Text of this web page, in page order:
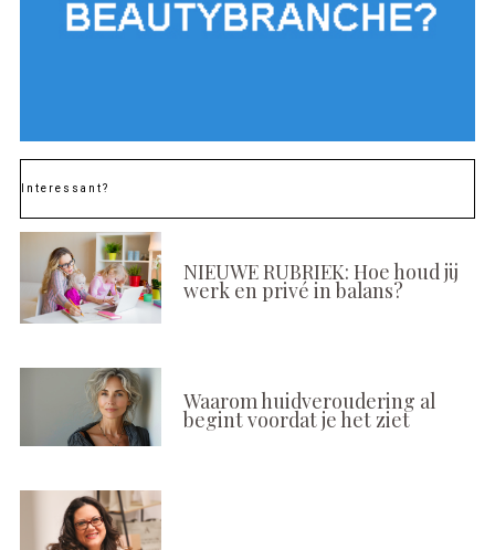
Interessant?
NIEUWE RUBRIEK: Hoe houd jij
werk en privé in balans?
Waarom huidveroudering al
begint voordat je het ziet